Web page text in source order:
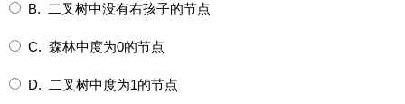
B. 二叉树中没有右孩子的节点
C. 森林中度为0的节点
D. 二叉树中度为1的节点